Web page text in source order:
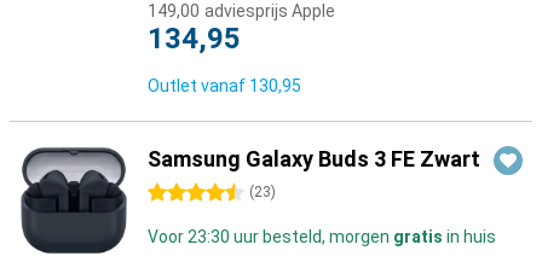
149,00 adviesprijs Apple
134,95
Outlet vanaf 130,95
Samsung Galaxy Buds 3 FE Zwart
4.5 sterren (23)
Voor 23:30 uur besteld, morgen gratis in huis